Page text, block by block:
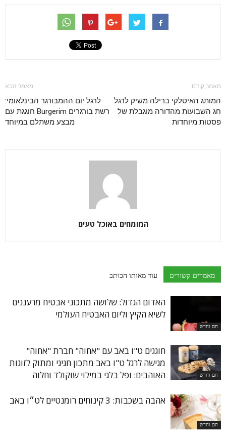
מאמר קודם
המותג האיטלקי ברילה משיק לרגל
חג השבועות מהדורה מוגבלת של
פסטות מיוחדות
מאמר הבא
לרגל יום ההמבורגר הבינלאומי:
רשת בורגרים Burgerim חוגגת עם
מבצע משתלם במיוחד
המומחים באוכל טעים
מאמרים קשורים עוד מאותו הכותב
חם וחדש
האדום הגדול: שלושה מתכוני אבטיח מרעננים
לשיא הקיץ וליום האבטיח העולמי
חם וחדש
חוגגים ט"ו באב עם "אחוה" חברת "אחוה"
מגישה לרגל ט"ו באב מתכון חגיגי ומתוק לזוגות
האוהבים: ופל בלגי במילוי שוקולד וחלוה
חם וחדש
אהבה בשכבות: 3 קינוחים רומנטיים לט״ו באב